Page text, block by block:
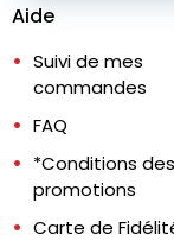
Aide
Suivi de mes
commandes
FAQ
*Conditions des
promotions
Carte de